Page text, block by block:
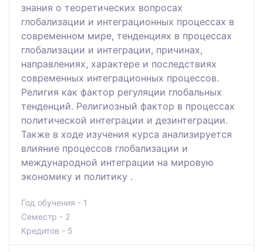
знания о теоретических вопросах
глобализации и интеграционных процессах в
современном мире, тенденциях в процессах
глобализации и интеграции, причинах,
направлениях, характере и последствиях
современных интеграционных процессов.
Религия как фактор регуляции глобальных
тенденций. Религиозный фактор в процессах
политической интеграции и дезинтеграции.
Также в ходе изучения курса анализируется
влияние процессов глобализации и
международной интеграции на мировую
экономику и политику .
Год обучения - 1
Семестр - 2
Кредитов - 5